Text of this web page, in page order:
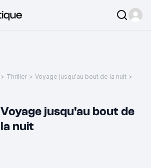
> Thriller > Voyage jusqu'au bout de la nuit >
Voyage jusqu'au bout de
la nuit